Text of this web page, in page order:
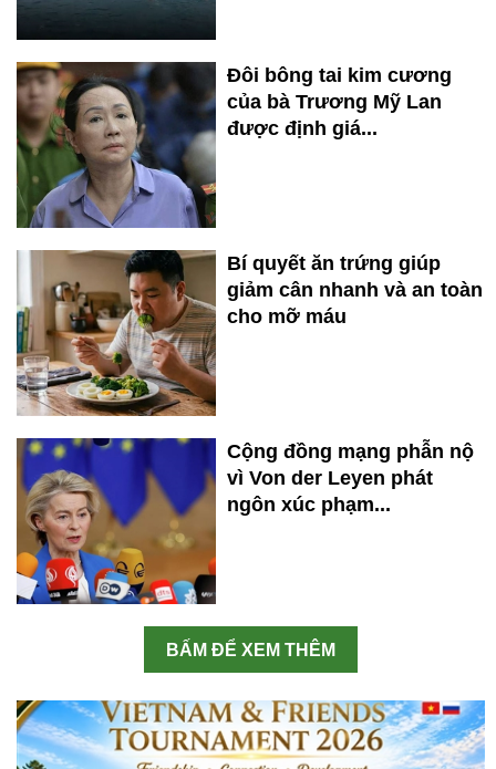
Đôi bông tai kim cương
của bà Trương Mỹ Lan
được định giá...
Bí quyết ăn trứng giúp
giảm cân nhanh và an toàn
cho mỡ máu
Cộng đồng mạng phẫn nộ
vì Von der Leyen phát
ngôn xúc phạm...
BẤM ĐỂ XEM THÊM